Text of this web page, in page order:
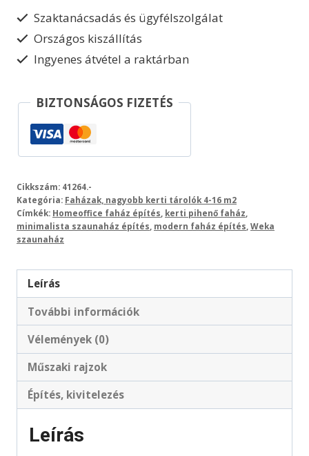
mennyiség
Szaktanácsadás és ügyfélszolgálat
Országos kiszállítás
Ingyenes átvétel a raktárban
BIZTONSÁGOS FIZETÉS
Cikkszám: 41264.-
Kategória: Faházak, nagyobb kerti tárolók 4-16 m2
Címkék: Homeoffice faház építés kerti pihenő faház
minimalista szaunaház építés modern faház építés Weka
szaunaház
Leírás
További információk
Vélemények (0)
Műszaki rajzok
Építés, kivitelezés
Leírás